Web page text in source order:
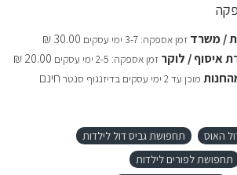
/ משרד זמן אספקה: 3-7 ימי עסקים
30.00 ₪
איסוף / לוקר זמן אספקה: 2-5 ימי עסקים
20.00 ₪
מוכן עד 2 ימי עסקים בדיזנגוף סנטר חינם
האוס
תחפושת גביס דול לילדות
תחפושת לפורים לילדות